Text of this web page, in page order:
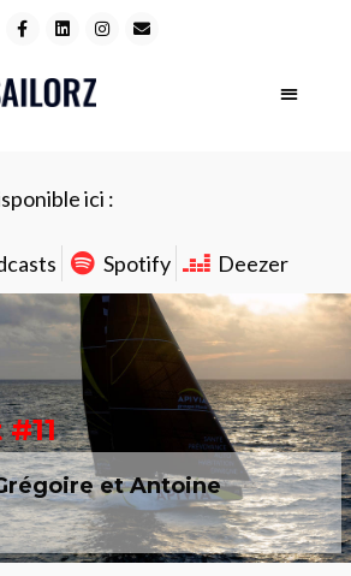
ici :
Spotify Deezer
et Antoine